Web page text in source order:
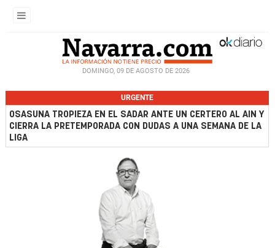
DOMINGO, 09 DE AGOSTO DE 2026
URGENTE
OSASUNA TROPIEZA EN EL SADAR ANTE UN CERTERO AL AIN Y
CIERRA LA PRETEMPORADA CON DUDAS A UNA SEMANA DE LA
LIGA